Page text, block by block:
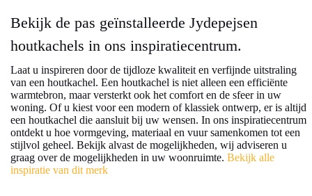
Bekijk de pas geïnstalleerde Jydepejsen
houtkachels in ons inspiratiecentrum.
Laat u inspireren door de tijdloze kwaliteit en verfijnde uitstraling
van een houtkachel. Een houtkachel is niet alleen een efficiënte
warmtebron, maar versterkt ook het comfort en de sfeer in uw
woning. Of u kiest voor een modern of klassiek ontwerp, er is altijd
een houtkachel die aansluit bij uw wensen. In ons inspiratiecentrum
ontdekt u hoe vormgeving, materiaal en vuur samenkomen tot een
stijlvol geheel. Bekijk alvast de mogelijkheden, wij adviseren u
graag over de mogelijkheden in uw woonruimte. Bekijk alle
inspiratie van dit merk